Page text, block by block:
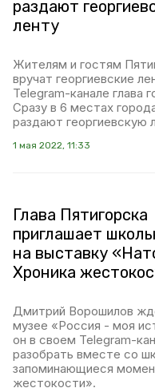
раздают
ленту
Жителям и гостям
вручат георгиевские
Telegram-канале глава
Сразу в 6 местах
раздают георгиевскую
1 мая 2022, 11:33
Глава Пятигорска
приглашает
на выставку
Хроника
Дмитрий Ворошилов
музее «Россия - моя
он в своем Telegram-
разобрать вместе со
запоминающиеся
жестокости».